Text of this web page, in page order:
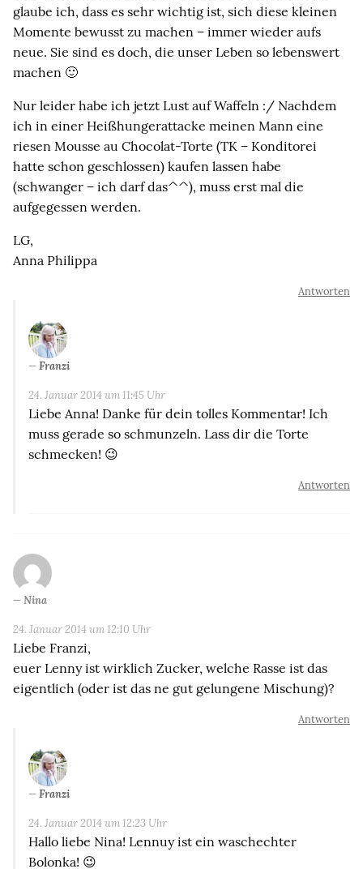
glaube ich, dass es sehr wichtig ist, sich diese kleinen
Momente bewusst zu machen – immer wieder aufs
neue. Sie sind es doch, die unser Leben so lebenswert
machen 🙂
Nur leider habe ich jetzt Lust auf Waffeln :/ Nachdem
ich in einer Heißhungerattacke meinen Mann eine
riesen Mousse au Chocolat-Torte (TK – Konditorei
hatte schon geschlossen) kaufen lassen habe
(schwanger – ich darf das^^), muss erst mal die
aufgegessen werden.
LG,
Anna Philippa
Antworten
Franzi
24. Januar 2014 um 11:45 Uhr
Liebe Anna! Danke für dein tolles Kommentar! Ich
muss gerade so schmunzeln. Lass dir die Torte
schmecken! 😉
Antworten
Nina
24. Januar 2014 um 12:10 Uhr
Liebe Franzi,
euer Lenny ist wirklich Zucker, welche Rasse ist das
eigentlich (oder ist das ne gut gelungene Mischung)?
Antworten
Franzi
24. Januar 2014 um 12:23 Uhr
Hallo liebe Nina! Lennuy ist ein waschechter
Bolonka! 😉